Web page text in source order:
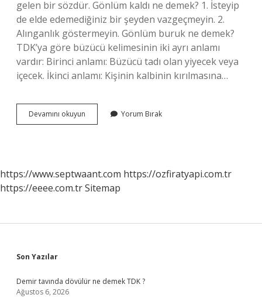
gelen bir sözdür. Gönlüm kaldı ne demek? 1. İsteyip
de elde edemediğiniz bir şeyden vazgeçmeyin. 2.
Alınganlık göstermeyin. Gönlüm buruk ne demek?
TDK’ya göre büzücü kelimesinin iki ayrı anlamı
vardır: Birinci anlamı: Büzücü tadı olan yiyecek veya
içecek. İkinci anlamı: Kişinin kalbinin kırılmasına…
Devamını okuyun Gönlümden
Eksik
Yorum Bırak
https://www.septwaant.com https://ozfiratyapi.com.tr
https://eeee.com.trSitemap
Sidebar
Son Yazılar
Demir tavında dövülür ne demek TDK ?
Ağustos 6, 2026